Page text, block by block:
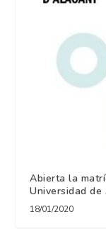
Abierta la
Universidad de
18/01/2020